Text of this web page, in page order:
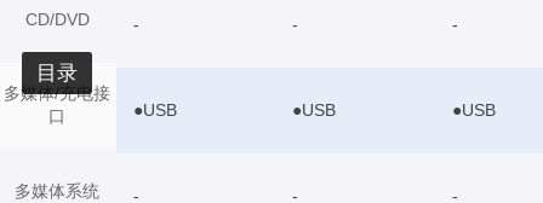
CD/DVD
多媒体/充电接
口
多媒体系统
- - -
●USB ●USB ●USB
- - -
目录